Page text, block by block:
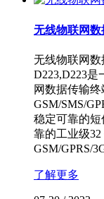
无线物联网
无线物联网数
D223,D223
网数据传输
GSM/SMS/
稳定可靠的
靠的工业级
GSM/GPRS/
了解更多